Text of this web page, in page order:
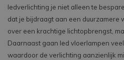
ledverlichting je niet alleen te
dat je bijdraagt aan een duurzamere
over een krachtige lichtopbrengst,
Daarnaast gaan led vloerlampen
waardoor de verlichting aanzienlijk